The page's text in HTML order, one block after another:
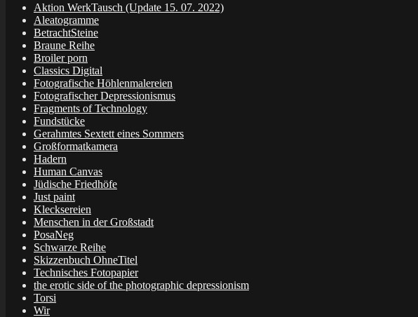
Aktion WerkTausch (Update 15. 07. 2022)
Aleatogramme
BetrachtSteine
Braune Reihe
Broiler porn
Classics Digital
Fotografische Höhlenmalereien
Fotografischer Depressionismus
Fragments of Technology
Fundstücke
Gerahmtes Sextett eines Sommers
Großformatkamera
Hadern
Human Canvas
Jüdische Friedhöfe
Just paint
Klecksereien
Menschen in der Großstadt
PosaNeg
Schwarze Reihe
Skizzenbuch OhneTitel
Technisches Fotopapier
the erotic side of the photographic depressionism
Torsi
Wir